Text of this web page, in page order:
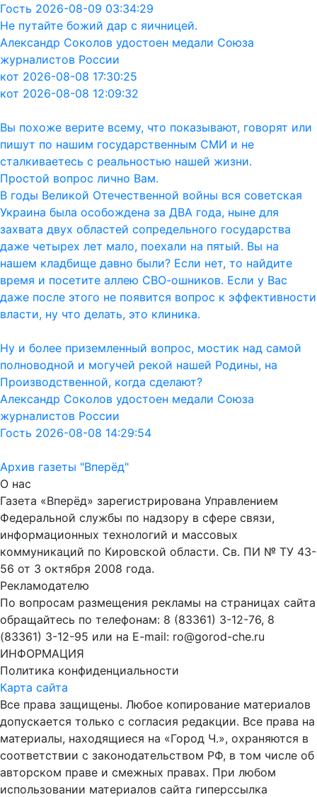
Гость 2026-08-09 03:34:29
Не путайте божий дар с яичницей.
Александр Соколов удостоен медали Союза
журналистов России
кот 2026-08-08 17:30:25
кот 2026-08-08 12:09:32
Вы похоже верите всему, что показывают, говорят или
пишут по нашим государственным СМИ и не
сталкиваетесь с реальностью нашей жизни.
Простой вопрос лично Вам.
В годы Великой Отечественной войны вся советская
Украина была особождена за ДВА года, ныне для
захвата двух областей сопредельного государства
даже четырех лет мало, поехали на пятый. Вы на
нашем кладбище давно были? Если нет, то найдите
время и посетите аллею СВО-ошников. Если у Вас
даже после этого не появится вопрос к эффективности
власти, ну что делать, это клиника.
Ну и более приземленный вопрос, мостик над самой
полноводной и могучей рекой нашей Родины, на
Производственной, когда сделают?
Александр Соколов удостоен медали Союза
журналистов России
Гость 2026-08-08 14:29:54
Архив газеты "Вперёд"
О нас
Газета «Вперёд» зарегистрирована Управлением
Федеральной службы по надзору в сфере связи,
информационных технологий и массовых
коммуникаций по Кировской области. Св. ПИ № ТУ 43-
56 от 3 октября 2008 года.
Рекламодателю
По вопросам размещения рекламы на страницах сайта
обращайтесь по телефонам: 8 (83361) 3-12-76, 8
(83361) 3-12-95 или на E-mail: ro@gorod-che.ru
ИНФОРМАЦИЯ
Политика конфиденциальности
Карта сайта
Все права защищены. Любое копирование материалов
допускается только с согласия редакции. Все права на
материалы, находящиеся на «Город Ч.», охраняются в
соответствии с законодательством РФ, в том числе об
авторском праве и смежных правах. При любом
использовании материалов сайта гиперссылка